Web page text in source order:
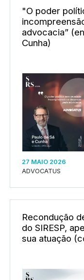
"O poder
advocacia”
Cunha)
27 MAIO 2026
ADVOCATUS
Recondução
do SIRESP,
sua atuação